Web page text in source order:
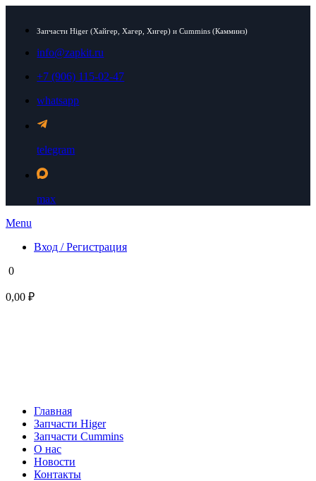
Запчасти Higer (Хайгер, Хагер, Хигер) и Cummins (Камминз)
info@zapkit.ru
+7 (906) 115-02-47
whatsapp
telegram
max
Menu
Вход / Регистрация
0
0,00 ₽
Главная
Запчасти Higer
Запчасти Cummins
О нас
Новости
Контакты